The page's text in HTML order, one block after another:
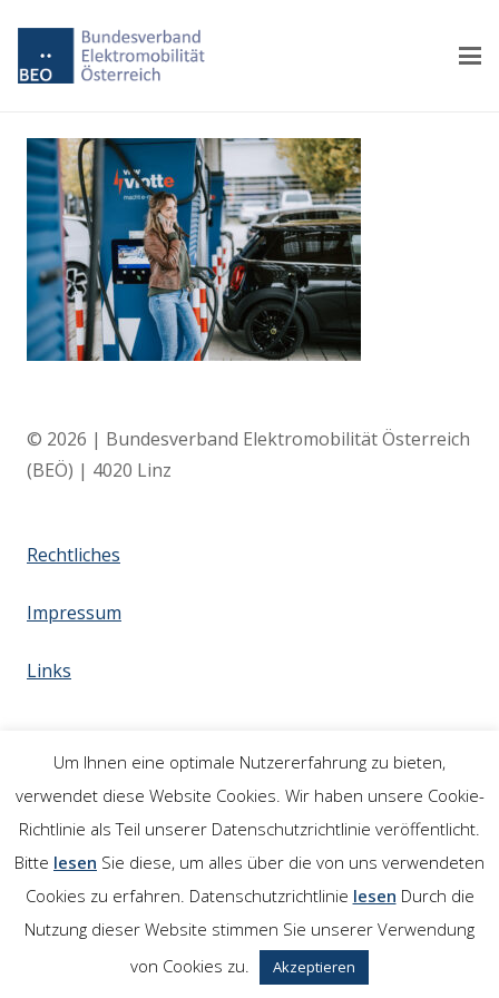
© 2026 | Bundesverband Elektromobilität Österreich
(BEÖ) | 4020 Linz
Rechtliches
Impressum
Links
Um Ihnen eine optimale Nutzererfahrung zu bieten,
verwendet diese Website Cookies. Wir haben unsere Cookie-
Richtlinie als Teil unserer Datenschutzrichtlinie veröffentlicht.
Bitte lesen Sie diese, um alles über die von uns verwendeten
Cookies zu erfahren. Datenschutzrichtlinie lesen Durch die
Nutzung dieser Website stimmen Sie unserer Verwendung
von Cookies zu.
Akzeptieren